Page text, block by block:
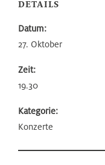
DETAILS
Datum:
27. Oktober
Zeit:
19.30
Kategorie:
Konzerte